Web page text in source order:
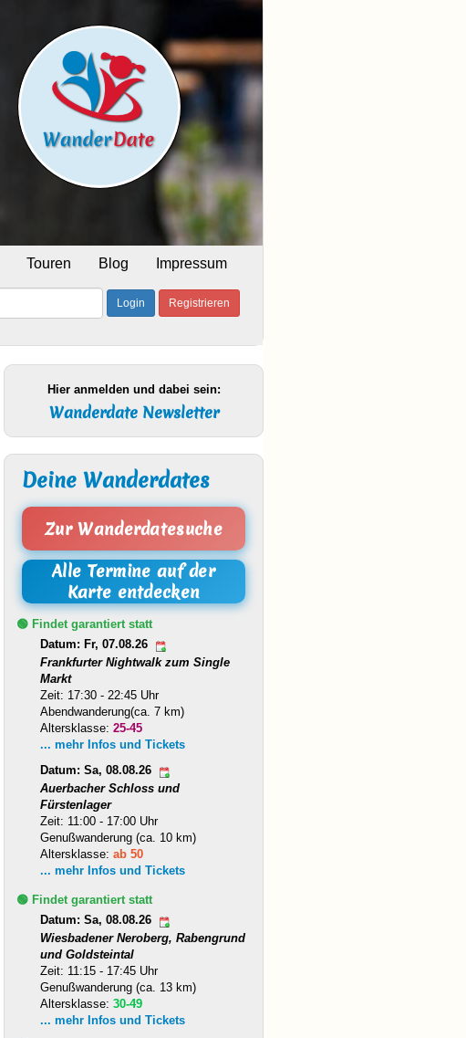
Touren Blog Impressum
Login Registrieren
Hier anmelden und dabei sein:
Wanderdate Newsletter
Deine Wanderdates
Zur Wanderdatesuche
Alle Termine auf der
Karte entdecken
🟢 Findet garantiert statt
Datum: Fr, 07.08.26
Frankfurter Nightwalk zum Single
Markt
Zeit: 17:30 - 22:45 Uhr
Abendwanderung(ca. 7 km)
Altersklasse:25-45
... mehr Infos und Tickets
Datum: Sa, 08.08.26
Auerbacher Schloss und
Fürstenlager
Zeit: 11:00 - 17:00 Uhr
Genußwanderung (ca. 10 km)
Altersklasse:ab 50
... mehr Infos und Tickets
🟢 Findet garantiert statt
Datum: Sa, 08.08.26
Wiesbadener Neroberg, Rabengrund
und Goldsteintal
Zeit: 11:15 - 17:45 Uhr
Genußwanderung (ca. 13 km)
Altersklasse:30-49
... mehr Infos und Tickets